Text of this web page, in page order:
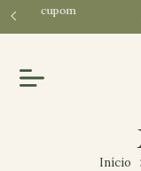
Mês de
Início